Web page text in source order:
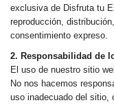
exclusiva de Disfruta tu
reproducción,
consentimiento expreso.
2. Responsabilidad de
El uso de nuestro sitio
No nos hacemos
uso inadecuado del sitio,